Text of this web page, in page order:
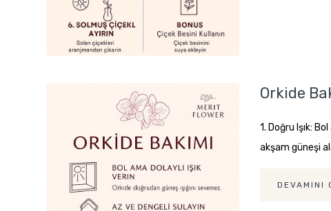
Orkide
1. Doğru Işık:
akşam güneşi
DEVAMINI